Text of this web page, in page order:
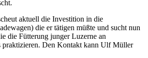
aktuell die Investition in die
die er tätigen müßte und sucht nun
die Fütterung junger Luzerne an
praktizieren. Den Kontakt kann Ulf Müller